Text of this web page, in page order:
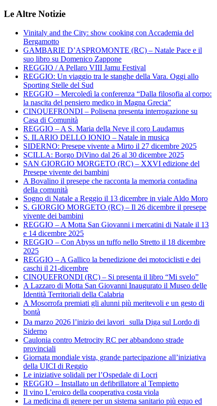
Le Altre Notizie
Vinitaly and the City: show cooking con Accademia del
Bergamotto
GAMBARIE D’ASPROMONTE (RC) – Natale Pace e il
suo libro su Domenico Zappone
REGGIO / A Pellaro VIII Jamu Festival
REGGIO: Un viaggio tra le stanghe della Vara. Oggi allo
Sporting Stelle del Sud
REGGIO – Mercoledì la conferenza “Dalla filosofia al corpo:
la nascita del pensiero medico in Magna Grecia”
CINQUEFRONDI – Polisena presenta interrogazione su
Casa di Comunità
REGGIO – A S. Maria della Neve il coro Laudamus
S. ILARIO DELLO IONIO – Natale in musica
SIDERNO: Presepe vivente a Mirto il 27 dicembre 2025
SCILLA: Borgo DiVino dal 26 al 30 dicembre 2025
SAN GIORGIO MORGETO (RC) – XXVI edizione del
Presepe vivente dei bambini
A Bovalino il presepe che racconta la memoria contadina
della comunità
Sogno di Natale a Reggio il 13 dicembre in viale Aldo Moro
S. GIORGIO MORGETO (RC) – Il 26 dicembre il presepe
vivente dei bambini
REGGIO – A Motta San Giovanni i mercatini di Natale il 13
e 14 dicembre 2025
REGGIO – Con Abyss un tuffo nello Stretto il 18 dicembre
2025
REGGIO – A Gallico la benedizione dei motociclisti e dei
caschi il 21-dicembre
CINQUEFRONDI (RC) – Si presenta il libro “Mi svelo”
A Lazzaro di Motta San Giovanni Inaugurato il Museo delle
Identità Territoriali della Calabria
A Mosorrofa premiati gli alunni più meritevoli e un gesto di
bontà
Da marzo 2026 l’inizio dei lavori sulla Diga sul Lordo di
Siderno
Caulonia contro Metrocity RC per abbandono strade
provinciali
Giornata mondiale vista, grande partecipazione all’iniziativa
della UICI di Reggio
Le iniziative solidali per l’Ospedale di Locri
REGGIO – Installato un defibrillatore al Tempietto
Il vino L’eroico della cooperativa costa viola
La medicina di genere per un sistema sanitario più equo ed